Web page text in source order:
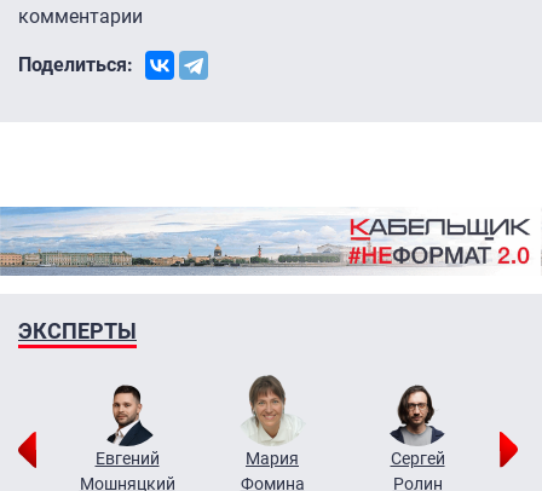
комментарии
Поделиться:
ЭКСПЕРТЫ
Евгений
Мошняцкий
Мария
Фомина
Сергей
Ролин